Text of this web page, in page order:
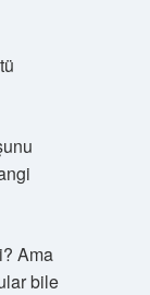
Ama
bile